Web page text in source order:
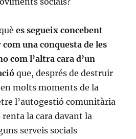
es segueix concebent
una conquesta de les
com l’altra cara d’un
que, després de destruir
molts moments de la
l’autogestió comunitària
renta la cara davant la
serveis socials